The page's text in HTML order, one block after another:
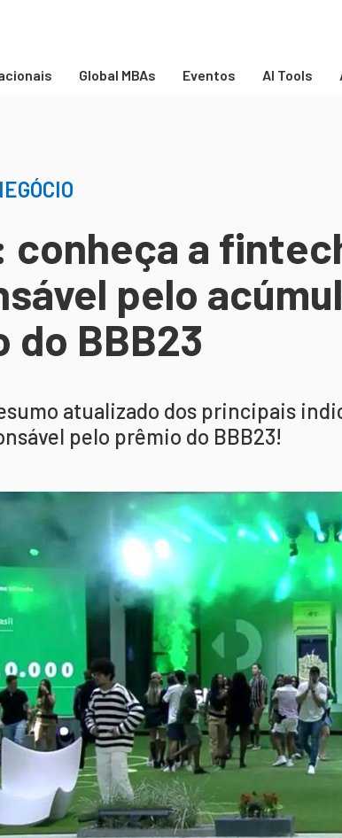
Global MBAs Eventos AI Tools
conheça a
pelo
do BBB23
atualizado dos principais
pelo prêmio do BBB23!